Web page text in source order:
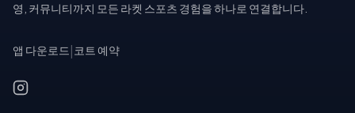
영, 커뮤니티까지 모든 라켓 스포츠 경험을 하나로 연결합니다.
앱 다운로드 코트 예약